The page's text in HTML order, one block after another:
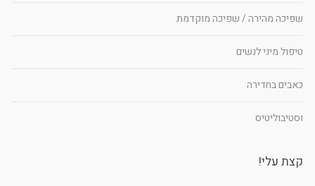
שפיכה מהירה / שפיכה מוקדמת
טיפול מיני לנשים
כאבים בחדירה
וסטיבוליטיס
קצת עלי!